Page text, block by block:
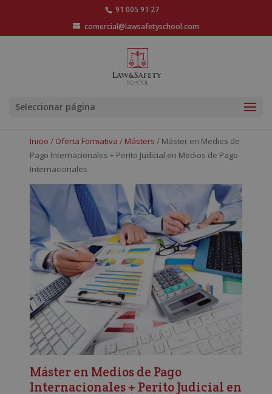
91 005 91 27
comercial@lawsafetyschool.com
Seleccionar página
Inicio / Oferta Formativa / Másters / Máster en Medios de
Pago Internacionales + Perito Judicial en Medios de Pago
Internacionales
Máster en Medios de Pago
Internacionales + Perito Judicial en